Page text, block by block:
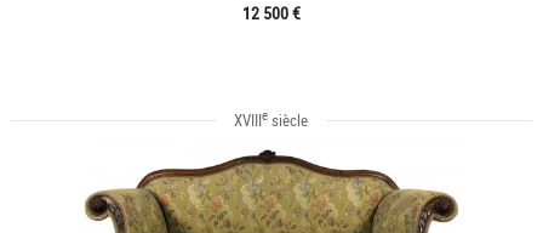
12 500 €
XVIIIe siècle